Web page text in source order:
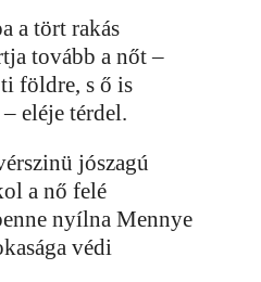
a tört rakás
tovább a nőt –
földre, s ő is
eléje térdel.
jószagú
a nő felé
nyílna Mennye
védi